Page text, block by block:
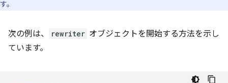
す。
次の例は、 rewriter オブジェクトを開始する方法を示し
ています。